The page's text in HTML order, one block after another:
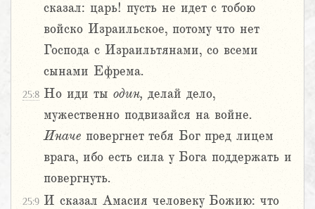
сказал: царь! пусть не идет с тобою
войско Израильское, потому что нет
Господа с Израильтянами, со всеми
сынами Ефрема.
25:8 Но иди ты один, делай дело,
мужественно подвизайся на войне.
Иначе повергнет тебя Бог пред лицем
врага, ибо есть сила у Бога поддержать и
повергнуть.
25:9 И сказал Амасия человеку Божию: что